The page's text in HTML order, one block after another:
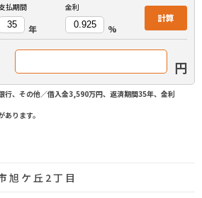
払期間
年
金利
%
計算
円
行、その他／借入金3,590万円、返済期間35年、金利
ります。
旭ケ丘2丁目